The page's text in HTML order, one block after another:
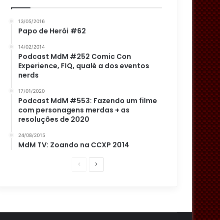
13/05/2016
Papo de Herói #62
14/02/2014
Podcast MdM #252 Comic Con
Experience, FIQ, qualé a dos eventos
nerds
17/01/2020
Podcast MdM #553: Fazendo um filme
com personagens merdas + as
resoluções de 2020
24/08/2015
MdM TV: Zoando na CCXP 2014